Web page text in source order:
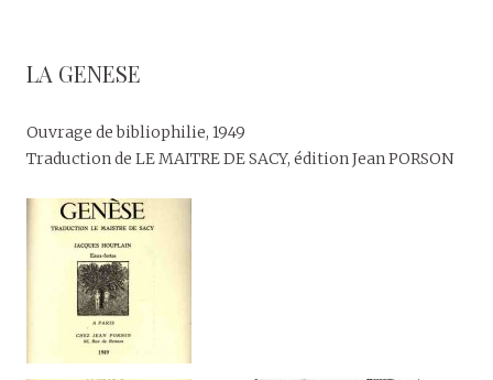
LA GENESE
Ouvrage de bibliophilie, 1949
Traduction de LE MAITRE DE SACY, édition Jean PORSON